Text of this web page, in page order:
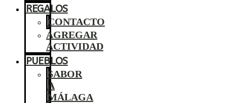
REGALOS
CONTACTO
AGREGAR
ACTIVIDAD
PUEBLOS
SABOR
A
MÁLAGA